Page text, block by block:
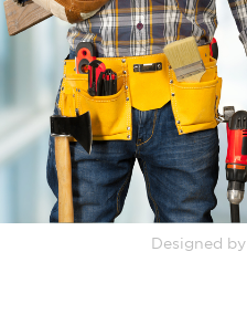
Designed by